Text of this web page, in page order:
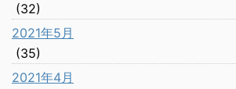
(32)
2021年5月
(35)
2021年4月